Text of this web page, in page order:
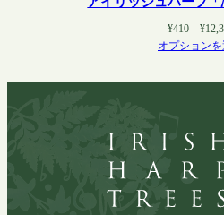
¥410 – ¥
オプションを